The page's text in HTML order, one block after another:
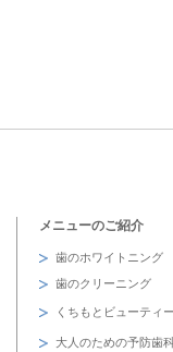
メニューのご紹介
歯のホワイトニング
歯のクリーニング
くちもとビューティ
大人のための予防歯